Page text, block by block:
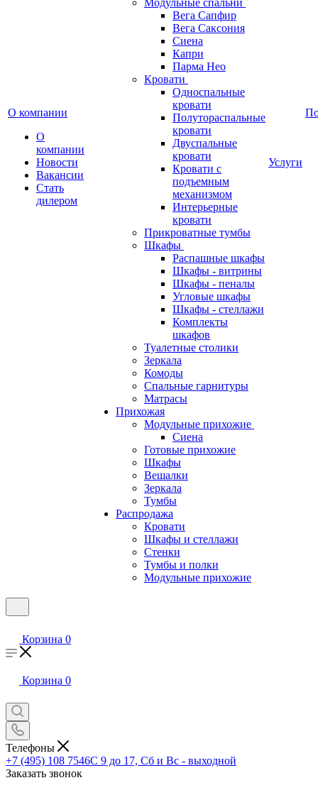
О компании
О
компании
Новости
Вакансии
Стать
дилером
Модульные спальни
Вега Сапфир
Вега Саксония
Сиена
Капри
Парма Нео
Кровати
Односпальные
кровати
Полутораспальные
кровати
Двуспальные
кровати
Кровати с
подъемным
механизмом
Интерьерные
кровати
Прикроватные тумбы
Шкафы
Распашные шкафы
Шкафы - витрины
Шкафы - пеналы
Угловые шкафы
Шкафы - стеллажи
Комплекты
шкафов
Туалетные столики
Зеркала
Комоды
Спальные гарнитуры
Матрасы
Прихожая
Модульные прихожие
Сиена
Готовые прихожие
Шкафы
Вешалки
Зеркала
Тумбы
Распродажа
Кровати
Шкафы и стеллажи
Стенки
Тумбы и полки
Модульные прихожие
Услуги
Корзина 0
Корзина 0
Телефоны
+7 (495) 108 7546С 9 до 17, Сб и Вс - выходной
Заказать звонок